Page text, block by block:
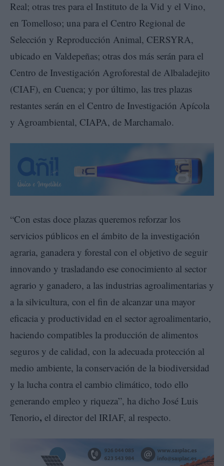
Real; otras tres para el Instituto de la Vid y el Vino,
en Tomelloso; una para el Centro Regional de
Selección y Reproducción Animal, CERSYRA,
ubicado en Valdepeñas; otras dos más serán para el
Centro de Investigación Agroforestal de Albaladejito
(CIAF), en Cuenca; y por último, las tres plazas
restantes serán en el Centro de Investigación Apícola
y Agroambiental, CIAPA, de Marchamalo.
“Con estas doce plazas queremos reforzar los
servicios públicos en el ámbito de la investigación
agraria, ganadera y forestal con el objetivo de seguir
innovando y trasladando ese conocimiento al sector
agrario y ganadero, a las industrias agroalimentarias y
a la silvicultura, con el fin de alcanzar una mayor
eficacia y productividad en el sector agroalimentario,
haciendo compatibles la producción de alimentos
seguros y de calidad, con la adecuada protección al
medio ambiente, la conservación de la biodiversidad
y la lucha contra el cambio climático, todo ello
generando empleo y riqueza”, ha dicho José Luis
Tenorio, el director del IRIAF, al respecto.